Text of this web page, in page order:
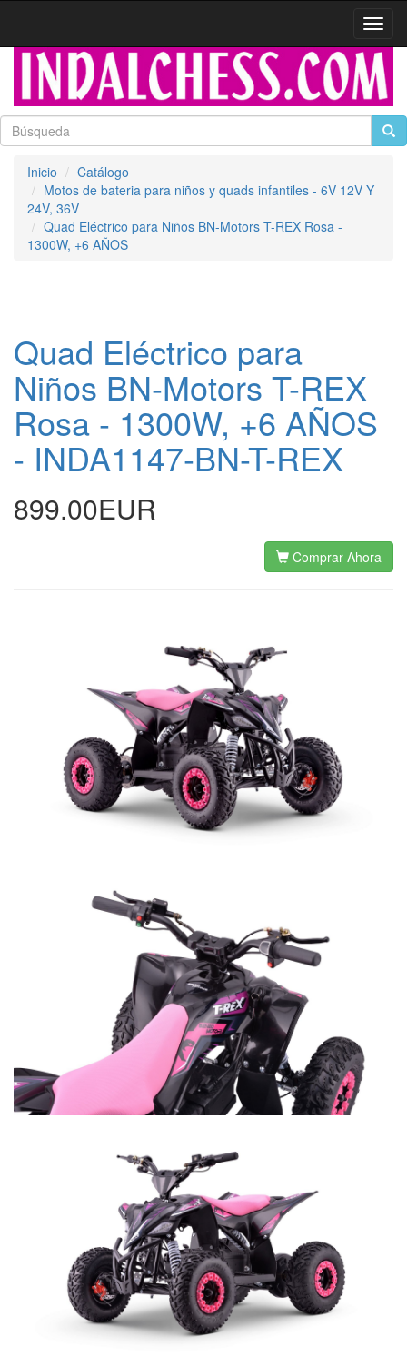
Inicio
Catálogo
Motos de bateria para niños y quads infantiles - 6V 12V Y
24V, 36V
Quad Eléctrico para Niños BN-Motors T-REX Rosa -
1300W, +6 AÑOS
Quad Eléctrico para
Niños BN-Motors T-REX
Rosa - 1300W, +6 AÑOS
- INDA1147-BN-T-REX
899.00EUR
Comprar Ahora